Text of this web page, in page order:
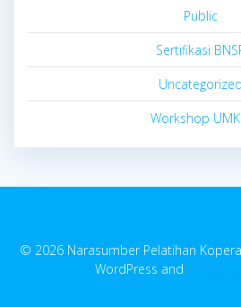
Public
Sertifikasi
Uncategorized
Workshop
© 2026 Narasumber Pelatihan
WordPress and